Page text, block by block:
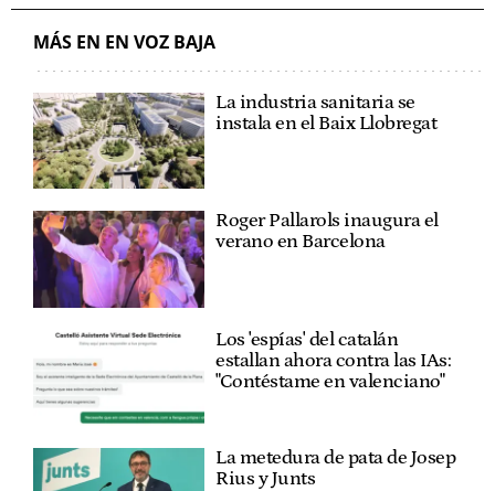
MÁS EN EN VOZ BAJA
La industria sanitaria se
instala en el Baix Llobregat
Roger Pallarols inaugura el
verano en Barcelona
Los 'espías' del catalán
estallan ahora contra las IAs:
"Contéstame en valenciano"
La metedura de pata de Josep
Rius y Junts